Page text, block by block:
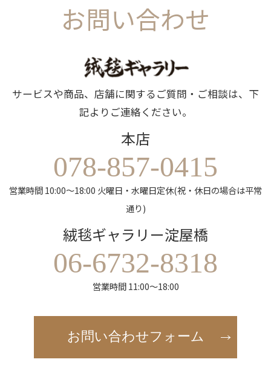
お問い合わせ
サービスや商品、店舗に関するご質問・ご相談は、下
記よりご連絡ください。
本店
078-857-0415
営業時間 10:00～18:00 火曜日・水曜日定休(祝・休日の場合は平常
通り)
絨毯ギャラリー淀屋橋
06-6732-8318
営業時間 11:00～18:00
お問い合わせフォーム